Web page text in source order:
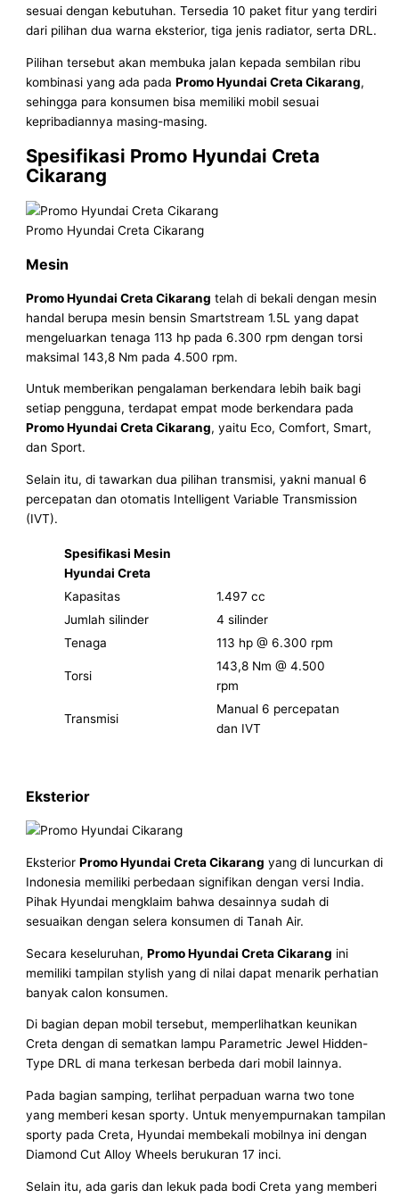
sesuai dengan kebutuhan. Tersedia 10 paket fitur yang terdiri
dari pilihan dua warna eksterior, tiga jenis radiator, serta DRL.
Pilihan tersebut akan membuka jalan kepada sembilan ribu
kombinasi yang ada padaPromo Hyundai Creta Cikarang,
sehingga para konsumen bisa memiliki mobil sesuai
kepribadiannya masing-masing.
Spesifikasi Promo Hyundai Creta
Cikarang
Promo Hyundai Creta Cikarang
Mesin
Promo Hyundai Creta Cikarang telah di bekali dengan mesin
handal berupa mesin bensin Smartstream 1.5L yang dapat
mengeluarkan tenaga 113 hp pada 6.300 rpm dengan torsi
maksimal 143,8 Nm pada 4.500 rpm.
Untuk memberikan pengalaman berkendara lebih baik bagi
setiap pengguna, terdapat empat mode berkendara pada
Promo Hyundai Creta Cikarang, yaitu Eco, Comfort, Smart,
dan Sport.
Selain itu, di tawarkan dua pilihan transmisi, yakni manual 6
percepatan dan otomatis Intelligent Variable Transmission
(IVT).
Spesifikasi Mesin
Hyundai Creta
Kapasitas
1.497 cc
Jumlah silinder
4 silinder
Tenaga
113 hp @ 6.300 rpm
Torsi
143,8 Nm @ 4.500
rpm
Transmisi
Manual 6 percepatan
dan IVT
Eksterior
EksteriorPromo Hyundai Creta Cikarang yang di luncurkan di
Indonesia memiliki perbedaan signifikan dengan versi India.
Pihak Hyundai mengklaim bahwa desainnya sudah di
sesuaikan dengan selera konsumen di Tanah Air.
Secara keseluruhan,Promo Hyundai Creta Cikarang ini
memiliki tampilan stylish yang di nilai dapat menarik perhatian
banyak calon konsumen.
Di bagian depan mobil tersebut, memperlihatkan keunikan
Creta dengan di sematkan lampu Parametric Jewel Hidden-
Type DRL di mana terkesan berbeda dari mobil lainnya.
Pada bagian samping, terlihat perpaduan warna two tone
yang memberi kesan sporty. Untuk menyempurnakan tampilan
sporty pada Creta, Hyundai membekali mobilnya ini dengan
Diamond Cut Alloy Wheels berukuran 17 inci.
Selain itu, ada garis dan lekuk pada bodi Creta yang memberi